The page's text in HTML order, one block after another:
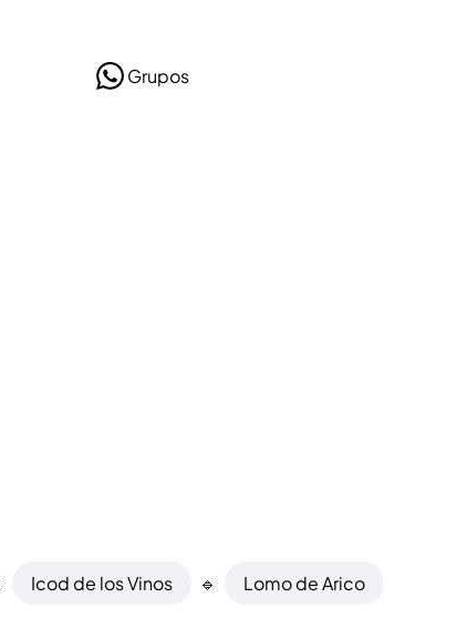
Grupos
Icod de los Vinos 🔹 Lomo de Arico